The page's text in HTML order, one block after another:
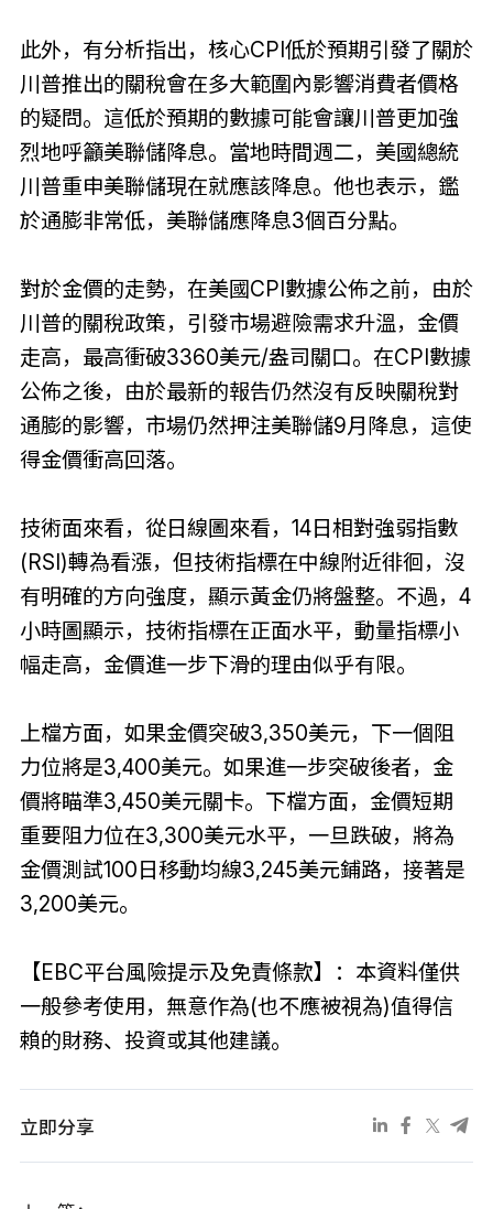
此外，有分析指出，核心CPI低於預期引發了關於
川普推出的關稅會在多大範圍內影響消費者價格
的疑問。這低於預期的數據可能會讓川普更加強
烈地呼籲美聯儲降息。當地時間週二，美國總統
川普重申美聯儲現在就應該降息。他也表示，鑑
於通膨非常低，美聯儲應降息3個百分點。
對於金價的走勢，在美國CPI數據公佈之前，由於
川普的關稅政策，引發市場避險需求升溫，金價
走高，最高衝破3360美元/盎司關口。在CPI數據
公佈之後，由於最新的報告仍然沒有反映關稅對
通膨的影響，市場仍然押注美聯儲9月降息，這使
得金價衝高回落。
技術面來看，從日線圖來看，14日相對強弱指數
(RSI)轉為看漲，但技術指標在中線附近徘徊，沒
有明確的方向強度，顯示黃金仍將盤整。不過，4
小時圖顯示，技術指標在正面水平，動量指標小
幅走高，金價進一步下滑的理由似乎有限。
上檔方面，如果金價突破3,350美元，下一個阻
力位將是3,400美元。如果進一步突破後者，金
價將瞄準3,450美元關卡。下檔方面，金價短期
重要阻力位在3,300美元水平，一旦跌破，將為
金價測試100日移動均線3,245美元鋪路，接著是
3,200美元。
【EBC平台風險提示及免責條款】：本資料僅供
一般參考使用，無意作為(也不應被視為)值得信
賴的財務、投資或其他建議。
立即分享